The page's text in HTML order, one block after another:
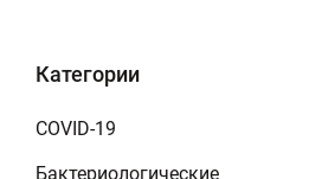
Категории
COVID-19
Бактериологические